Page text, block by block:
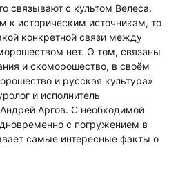
связывают с культом Велеса.
к историческим источникам, то
конкретной связи между
нет. О том, связаны
и скоморошество, в своём
и русская культура»
и исполнитель
Аргов. С необходимой
с погружением в
самые интересные факты о